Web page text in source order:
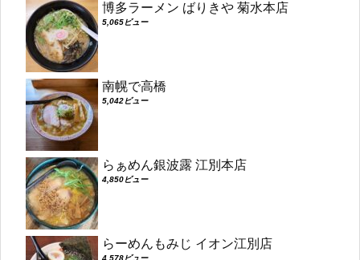
博多ラーメン ばりきや 菊水本店
5,065ビュー
南幌で高橋
5,042ビュー
らぁめん銀波露 江別本店
4,850ビュー
らーめんもみじ イオン江別店
4,578ビュー